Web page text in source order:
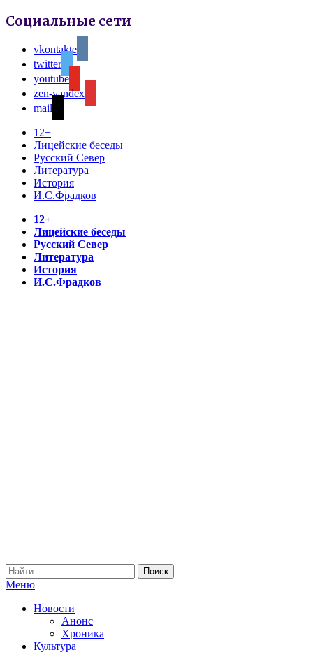
Социальные сети
vkontakte
twitter
youtube
zen-yandex
mail
12+
Лицейские беседы
Русский Север
Литература
История
И.С.Фрадков
12+
Лицейские беседы
Русский Север
Литература
История
И.С.Фрадков
Меню
Новости
Анонс
Хроника
Культура